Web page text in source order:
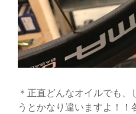
＊正直どんなオイルでも
うとかなり違いますよ！！